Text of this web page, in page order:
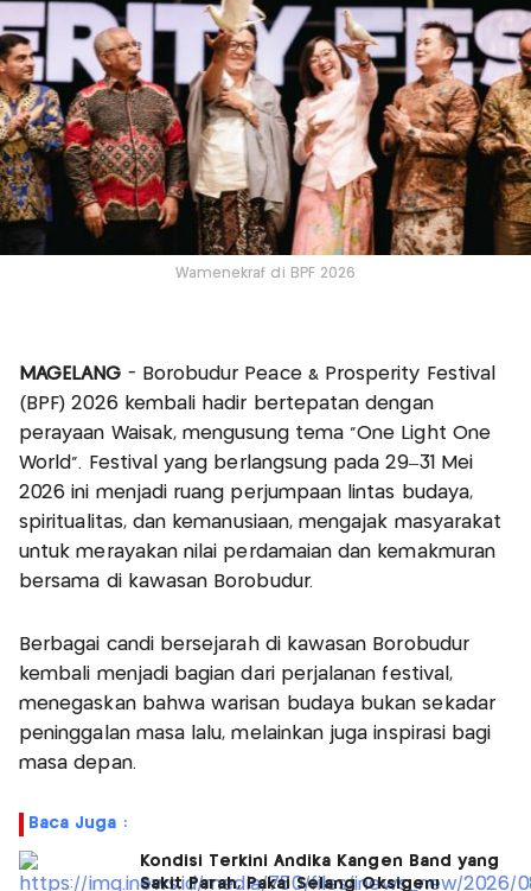
Wamenekraf di BPF 2026
MAGELANG - Borobudur Peace & Prosperity Festival
(BPF) 2026 kembali hadir bertepatan dengan
perayaan Waisak, mengusung tema “One Light One
World”. Festival yang berlangsung pada 29–31 Mei
2026 ini menjadi ruang perjumpaan lintas budaya,
spiritualitas, dan kemanusiaan, mengajak masyarakat
untuk merayakan nilai perdamaian dan kemakmuran
bersama di kawasan Borobudur.
Berbagai candi bersejarah di kawasan Borobudur
kembali menjadi bagian dari perjalanan festival,
menegaskan bahwa warisan budaya bukan sekadar
peninggalan masa lalu, melainkan juga inspirasi bagi
masa depan.
Baca Juga :
Kondisi Terkini Andika Kangen Band yang
Sakit Parah, Pakai Selang Oksigen!